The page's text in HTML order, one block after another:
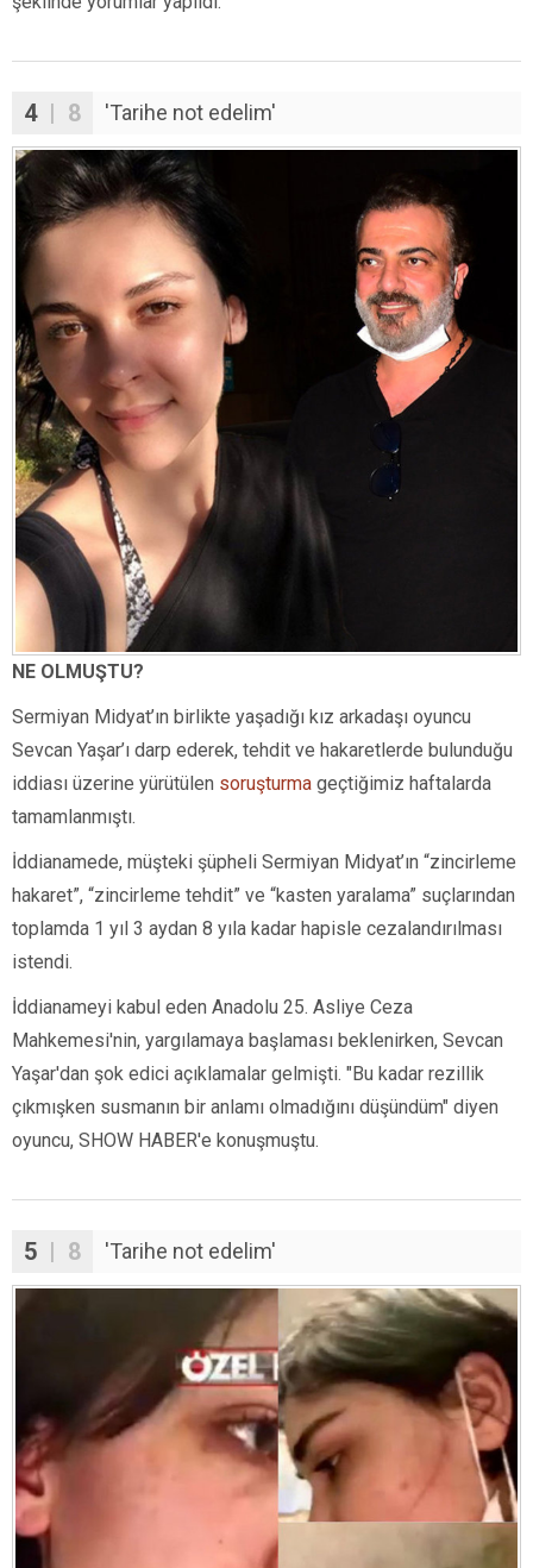
4| 8 'Tarihe not edelim'
NE OLMUŞTU?
Sermiyan Midyat’ın birlikte yaşadığı kız arkadaşı oyuncu
Sevcan Yaşar’ı darp ederek, tehdit ve hakaretlerde bulunduğu
iddiası üzerine yürütülen soruşturma geçtiğimiz haftalarda
tamamlanmıştı.
İddianamede, müşteki şüpheli Sermiyan Midyat’ın “zincirleme
hakaret”, “zincirleme tehdit” ve “kasten yaralama” suçlarından
toplamda 1 yıl 3 aydan 8 yıla kadar hapisle cezalandırılması
istendi.
İddianameyi kabul eden Anadolu 25. Asliye Ceza
Mahkemesi'nin, yargılamaya başlaması beklenirken, Sevcan
Yaşar'dan şok edici açıklamalar gelmişti. "Bu kadar rezillik
çıkmışken susmanın bir anlamı olmadığını düşündüm" diyen
oyuncu, SHOW HABER'e konuşmuştu.
5 | 8 'Tarihe not edelim'